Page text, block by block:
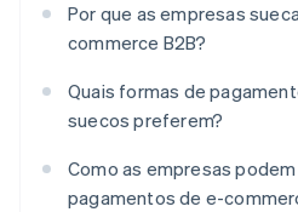
Por que as empresas
commerce B2B?
Quais formas de
suecos preferem?
Como as empresas
pagamentos de e-